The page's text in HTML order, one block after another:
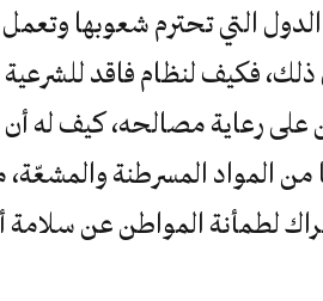
التي تحترم شعوبها
فكيف لنظام فاقد للشرعية
رعاية مصالحه، كيف له أن
المواد المسرطنة والمشعّة،
لطمأنة المواطن عن